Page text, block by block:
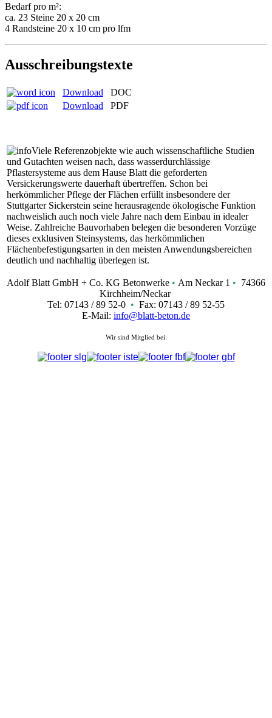
Bedarf pro m²:
ca. 23 Steine 20 x 20 cm
4 Randsteine 20 x 10 cm pro lfm
Ausschreibungstexte
Download
DOC
Download
PDF
Viele Referenzobjekte wie auch wissenschaftliche Studien
und Gutachten weisen nach, dass wasserdurchlässige
Pflastersysteme aus dem Hause Blatt die geforderten
Versickerungswerte dauerhaft übertreffen. Schon bei
herkömmlicher Pflege der Flächen erfüllt insbesondere der
Stuttgarter Sickerstein seine herausragende ökologische Funktion
nachweislich auch noch viele Jahre nach dem Einbau in idealer
Weise. Zahlreiche Bauvorhaben belegen die besonderen Vorzüge
dieses exklusiven Steinsystems, das herkömmlichen
Flächenbefestigungsarten in den meisten Anwendungsbereichen
deutlich und nachhaltig überlegen ist.
Adolf Blatt GmbH + Co. KG Betonwerke • Am Neckar 1 • 74366
Kirchheim/Neckar
Tel: 07143 / 89 52-0 • Fax: 07143 / 89 52-55
E-Mail: info@blatt-beton.de
Wir sind Mitglied bei: